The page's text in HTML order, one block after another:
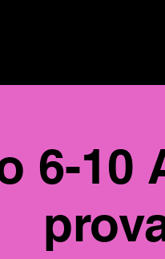
6-10